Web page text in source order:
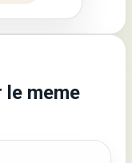
meme